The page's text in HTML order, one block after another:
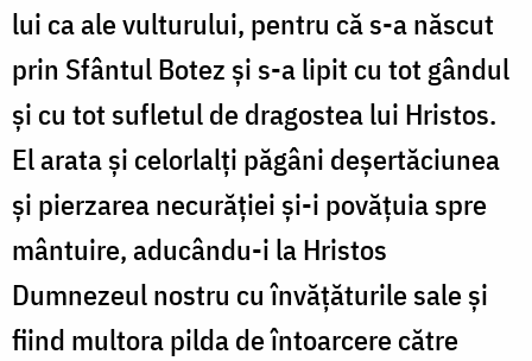
lui ca ale vulturului, pentru că s-a născut
prin Sfântul Botez și s-a lipit cu tot gândul
și cu tot sufletul de dragostea lui Hristos.
El arata și celorlalți păgâni deșertăciunea
și pierzarea necurăției și-i povățuia spre
mântuire, aducându-i la Hristos
Dumnezeul nostru cu învățăturile sale și
fiind multora pilda de întoarcere către